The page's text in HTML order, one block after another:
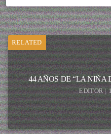
RELATED
44 AÑOS DE “LA NIÑA
EDITOR |